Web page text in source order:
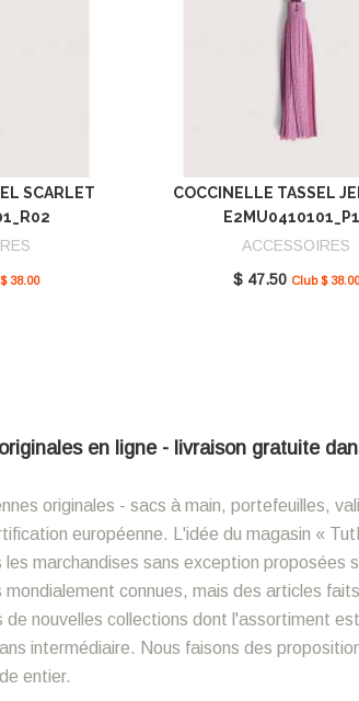
SCARLET
38.00
COCCINELLE TASSEL
ACCESSOIRES
$ 47.50 Club $ 38.00
en ligne - livraison gratuite
originales - sacs à main, portefeuilles,
européenne. L'idée du magasin «
marchandises sans exception
connues, mais des articles
nouvelles collections dont l'assortiment
intermédiaire. Nous faisons des
entier.